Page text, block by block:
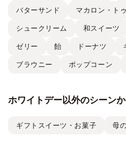
バターサンド マカロン・ト
シュークリーム 和スイーツ
ゼリー 飴 ドーナツ
ブラウニー ポップコーン
ホワイトデー以外のシーン
ギフトスイーツ・お菓子 母